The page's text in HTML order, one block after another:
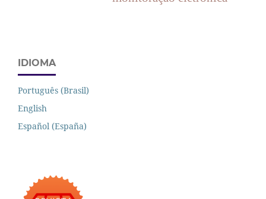
IDIOMA
Português (Brasil)
English
Español (España)